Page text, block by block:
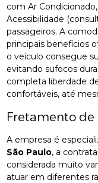
com Ar
Acessibilidade
passageiros. A
principais benefícios
o veículo consegue
evitando sufocos
completa liberdade
confortáveis, até
Fretamento de
A empresa é
São Paulo, a
considerada muito
atuar em diferentes